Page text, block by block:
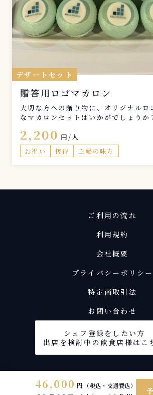
46,000 円 （税込・交通費込）
デザートセット
贈答用ロゴマカロン
大切な方への贈り物に、オリジナルロ
なマカロンセットはいかがでしょうか
ーミーな甘さが広がる、誰からも愛さ
い。 フランボワーズ ジューシーな果
爽やかで華やかなフルーツテイスト。
厚なコクと香ばしさが楽しめる、贅沢
す）、配送日時をお知らせください。
い。 世界に一つだけのオリジナルマカ
低２週間前までにお願いいたします。
ルコールが含まれております。アレル
する、特別なロゴマカロンセット。 ぜ
ゴのご指定に関しては開催日の1週間
くださいませ。 画像の解像度によって
合が異なる可能性がございます。でき
高いロゴデータをご提出ください。
pg,png,ai ※事前のサンプル商品をご
途費用が掛かる可能性がございます。
市・武蔵野市・三鷹市・府中市・調布
2,200 円/人
お祝い 接待 主婦の味方
ご利用の流れ
利用規約
会社概要
プライバシーポリシー
特定商取引法
お問い合わせ
シェフ登録をしたい方
出店を検討中の飲食店様はこ